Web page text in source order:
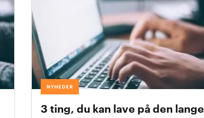
NYHEDER
3 ting, du kan lave på den lange